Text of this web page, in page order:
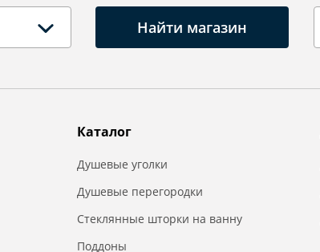
Найти магазин
Каталог
Душевые уголки
Душевые перегородки
Стеклянные шторки на ванну
Поддоны